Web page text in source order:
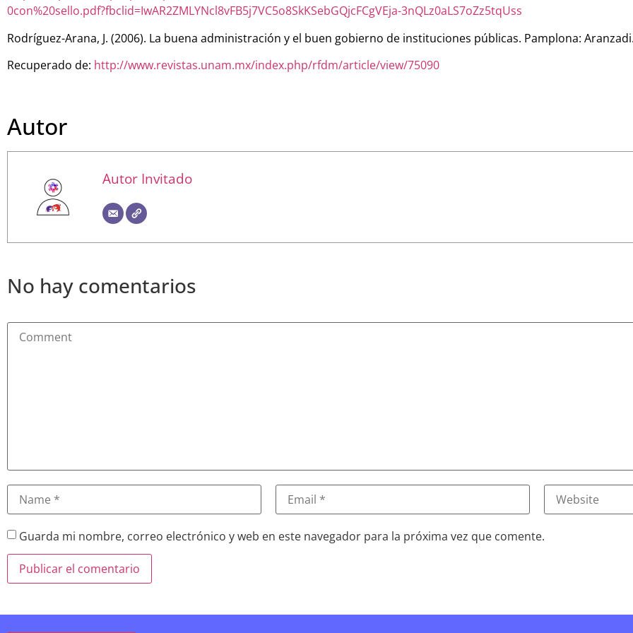
0con%20sello.pdf?fbclid=IwAR2ZMLYNcl8vFB5j7VC5o8SkKSebGQjcFCgVEja-3nQLz0aLS7oZz5tqUss
Rodríguez-Arana, J. (2006). La buena administración y el buen gobierno de instituciones públicas. Pamplona:
Recuperado de: http://www.revistas.unam.mx/index.php/rfdm/article/view/75090
Autor
Autor Invitado
No hay comentarios
Guarda mi nombre, correo electrónico y web en este navegador para la próxima vez que comente.